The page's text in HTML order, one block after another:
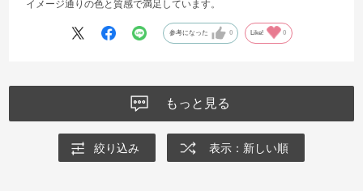
イメージ通りの色と質感で満足しています。
参考になった 0 Like! 0
もっと見る
絞り込み 表示：新しい順